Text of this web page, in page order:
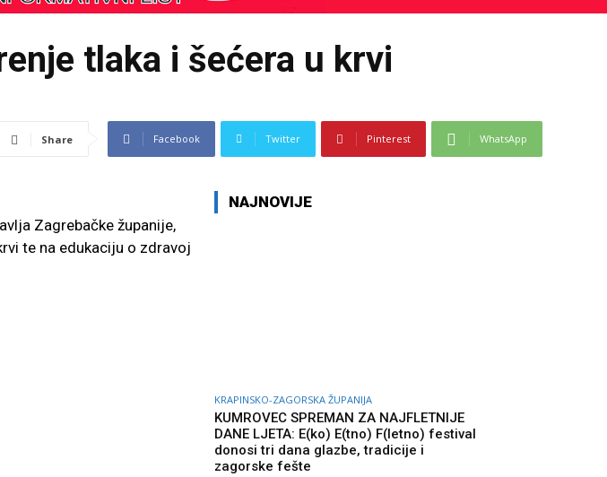
tlaka i šećera u krvi
Share Facebook Twitter Pinterest WhatsApp
Zagrebačke županije,
te na edukaciju o zdravoj
NAJNOVIJE
KRAPINSKO-ZAGORSKA ŽUPANIJA
KUMROVEC SPREMAN ZA NAJFLETNIJE
DANE LJETA: E(ko) E(tno) F(letno) festival
donosi tri dana glazbe, tradicije i
zagorske fešte